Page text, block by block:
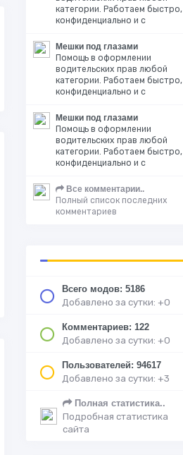
категории. Работаем быстро,
конфиденциально и с
Мешки под глазами
Помощь в оформлении
водительских прав любой
категории. Работаем быстро,
конфиденциально и с
Мешки под глазами
Помощь в оформлении
водительских прав любой
категории. Работаем быстро,
конфиденциально и с
Все комментарии..
Полный список последних
комментариев
Всего модов: 5186
Добавлено за сутки: +0
Комментариев: 122
Добавлено за сутки: +0
Пользователей: 94617
Добавлено за сутки: +3
Полная статистика..
Подробная статистика
сайта